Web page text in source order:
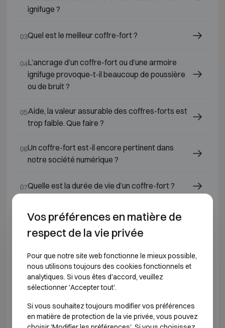
ignifuge ?
03Quel est le meilleur coffre-fort ?
04L’ancrage d’un coffre-fort ou d’une armoire
ignifuge provoque-t-il beaucoup de poussière
ou de bruit ?
05Aide, la valeur assurable des coffres-forts est
trop faible. Que faire ?
06Un coffre-fort est-il encore pertinent dans
notre société numérique ?
07Quelle est la durée de vie d’un coffre-fort ?
08Pourquoi choisir un coffre-fort Chubbsafes ?
Qu'est-ce qu'un coffre-fort ?
Vos préférences en matière de
respect de la vie privée
Pour que notre site web fonctionne le mieux possible,
nous utilisons toujours des cookies fonctionnels et
analytiques. Si vous êtes d'accord, veuillez
sélectionner 'Accepter tout'.
Si vous souhaitez toujours modifier vos préférences
en matière de protection de la vie privée, vous pouvez